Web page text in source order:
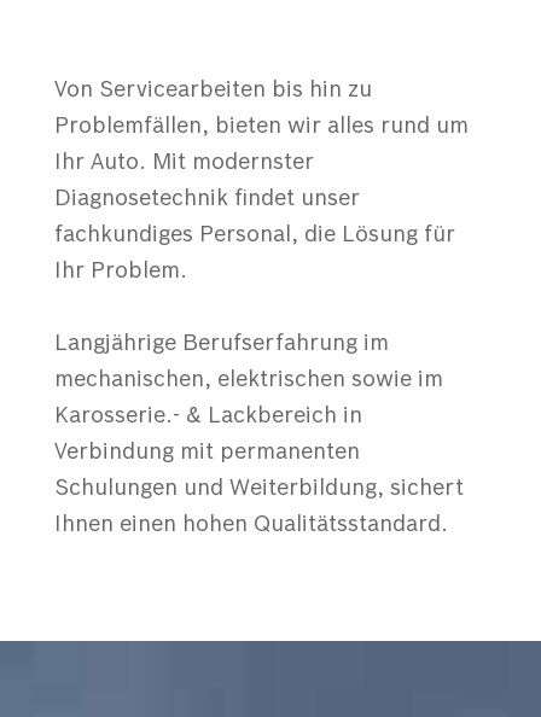
Von Servicearbeiten bis hin zu
Problemfällen, bieten wir alles rund um
Ihr Auto. Mit modernster
Diagnosetechnik findet unser
fachkundiges Personal, die Lösung für
Ihr Problem.
Langjährige Berufserfahrung im
mechanischen, elektrischen sowie im
Karosserie.- & Lackbereich in
Verbindung mit permanenten
Schulungen und Weiterbildung, sichert
Ihnen einen hohen Qualitätsstandard.